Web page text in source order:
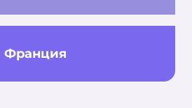
Франция